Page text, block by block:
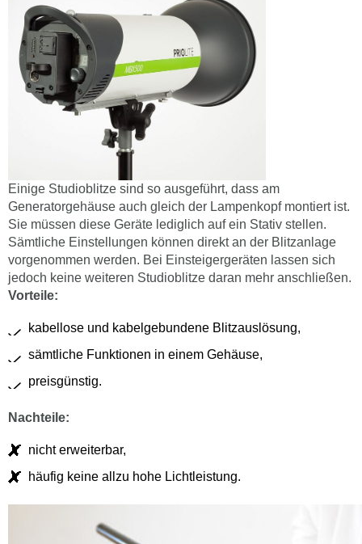
Einige Studioblitze sind so ausgeführt, dass am
Generatorgehäuse auch gleich der Lampenkopf montiert ist.
Sie müssen diese Geräte lediglich auf ein Stativ stellen.
Sämtliche Einstellungen können direkt an der Blitzanlage
vorgenommen werden. Bei Einsteigergeräten lassen sich
jedoch keine weiteren Studioblitze daran mehr anschließen.
Vorteile:
kabellose und kabelgebundene Blitzauslösung,
sämtliche Funktionen in einem Gehäuse,
preisgünstig.
Nachteile:
nicht erweiterbar,
häufig keine allzu hohe Lichtleistung.